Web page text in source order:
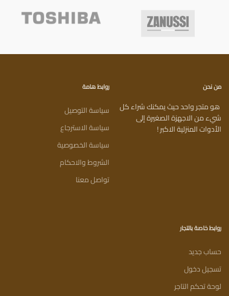
من نحن
هو متجر واحد حيث يمكنك شراء كل
شيء من الاجهزة الصغيرة إلى
الأدوات المنزلية الاكبر !
روابط هامة
سياسة التوصيل
سياسة الاسترجاع
سياسة الخصوصية
الشروط والاحكام
تواصل معنا
روابط خاصة بالتجار
حساب جديد
تسجيل دخول
لوحة تحكم التاجر